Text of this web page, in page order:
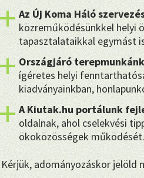
Az Új Koma Háló
közreműködésünkkel helyi
tapasztalataikkal egymást
Országjáró
ígéretes helyi
kiadványainkban,
A Kiutak.hu portálunk
oldalnak, ahol cselekvési
ökoközösségek működését.
Kérjük, adományozáskor jelöld